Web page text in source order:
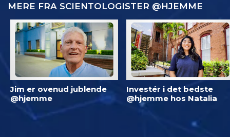
MERE FRA SCIENTOLOGISTER @HJEMME
Jim er ovenud jublende
@hjemme
Investér i det bedste
@hjemme hos Natalia